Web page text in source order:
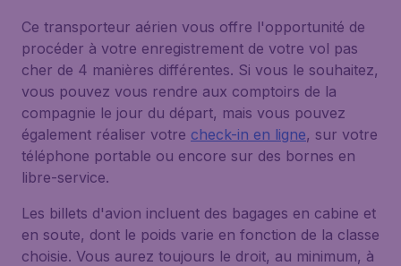
Ce transporteur aérien vous offre l'opportunité de
procéder à votre enregistrement de votre vol pas
cher de 4 manières différentes. Si vous le souhaitez,
vous pouvez vous rendre aux comptoirs de la
compagnie le jour du départ, mais vous pouvez
également réaliser votre check-in en ligne, sur votre
téléphone portable ou encore sur des bornes en
libre-service.
Les billets d'avion incluent des bagages en cabine et
en soute, dont le poids varie en fonction de la classe
choisie. Vous aurez toujours le droit, au minimum, à